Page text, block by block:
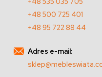
+48 500 725 401
+48 95 722 88 44
Adres e-mail: